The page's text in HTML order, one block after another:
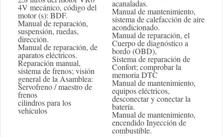
4V mecánico, código del
motor (s): BDF.
Manual de reparación,
suspensión, ruedas,
dirección.
Manual de reparación, de
aparatos eléctricos.
Reparación manual,
sistema de frenos; visión
general de la Asamblea:
Servofreno / maestro de
frenos
cilindros para los
vehículos
acanaladas.
Manual de mantenimiento,
sistema de calefacción de aire
acondicionado.
Manual de reparación, el
Cuerpo de diagnóstico a
bordo (OBD),
Sistema de reparación de
Confort; comprobar la
memoria DTC
Manual de mantenimiento,
equipos eléctricos,
desconectar y conectar la
batería.
Manual de mantenimiento,
encendido Inyección de
combustible.